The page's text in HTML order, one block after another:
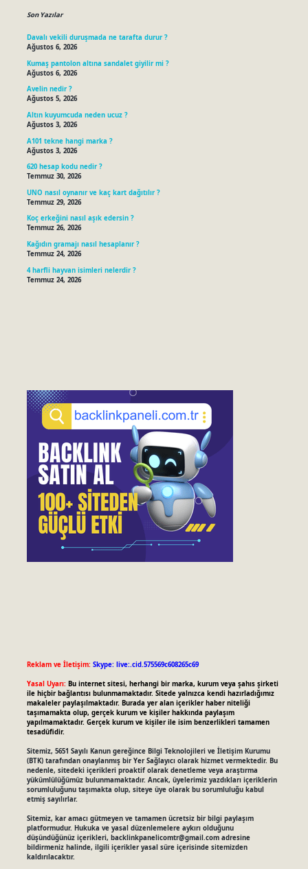
Son Yazılar
Davalı vekili duruşmada ne tarafta durur ?
Ağustos 6, 2026
Kumaş pantolon altına sandalet giyilir mi ?
Ağustos 6, 2026
Avelin nedir ?
Ağustos 5, 2026
Altın kuyumcuda neden ucuz ?
Ağustos 3, 2026
A101 tekne hangi marka ?
Ağustos 3, 2026
620 hesap kodu nedir ?
Temmuz 30, 2026
UNO nasıl oynanır ve kaç kart dağıtılır ?
Temmuz 29, 2026
Koç erkeğini nasıl aşık edersin ?
Temmuz 26, 2026
Kağıdın gramajı nasıl hesaplanır ?
Temmuz 24, 2026
4 harfli hayvan isimleri nelerdir ?
Temmuz 24, 2026
Reklam ve İletişim: Skype: live:.cid.575569c608265c69
Yasal Uyarı: Bu internet sitesi, herhangi bir marka, kurum veya şahıs şirketi
ile hiçbir bağlantısı bulunmamaktadır. Sitede yalnızca kendi hazırladığımız
makaleler paylaşılmaktadır. Burada yer alan içerikler haber niteliği
taşımamakta olup, gerçek kurum ve kişiler hakkında paylaşım
yapılmamaktadır. Gerçek kurum ve kişiler ile isim benzerlikleri tamamen
tesadüfidir.
Sitemiz, 5651 Sayılı Kanun gereğince Bilgi Teknolojileri ve İletişim Kurumu
(BTK) tarafından onaylanmış bir Yer Sağlayıcı olarak hizmet vermektedir. Bu
nedenle, sitedeki içerikleri proaktif olarak denetleme veya araştırma
yükümlülüğümüz bulunmamaktadır. Ancak, üyelerimiz yazdıkları içeriklerin
sorumluluğunu taşımakta olup, siteye üye olarak bu sorumluluğu kabul
etmiş sayılırlar.
Sitemiz, kar amacı gütmeyen ve tamamen ücretsiz bir bilgi paylaşım
platformudur. Hukuka ve yasal düzenlemelere aykırı olduğunu
düşündüğünüz içerikleri, backlinkpanelicomtr@gmail.comadresine
bildirmeniz halinde, ilgili içerikler yasal süre içerisinde sitemizden
kaldırılacaktır.